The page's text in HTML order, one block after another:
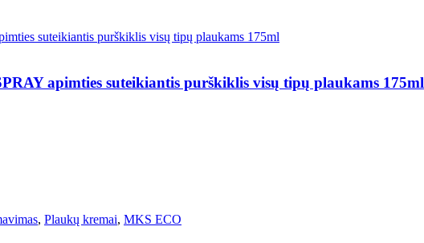
apimties suteikiantis purškiklis visų tipų plaukams 175ml
, Plaukų kremai, MKS ECO